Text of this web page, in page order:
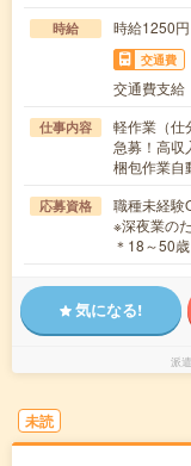
時給 時給1250
交通費
交通費支給
仕事内容
軽作業（仕
急募！高収
梱包作業自
応募資格
職種未経験
※深夜業の
＊18～50
気になる!
派
未読